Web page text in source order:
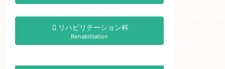
リハビリテーション科
Rehabilitation